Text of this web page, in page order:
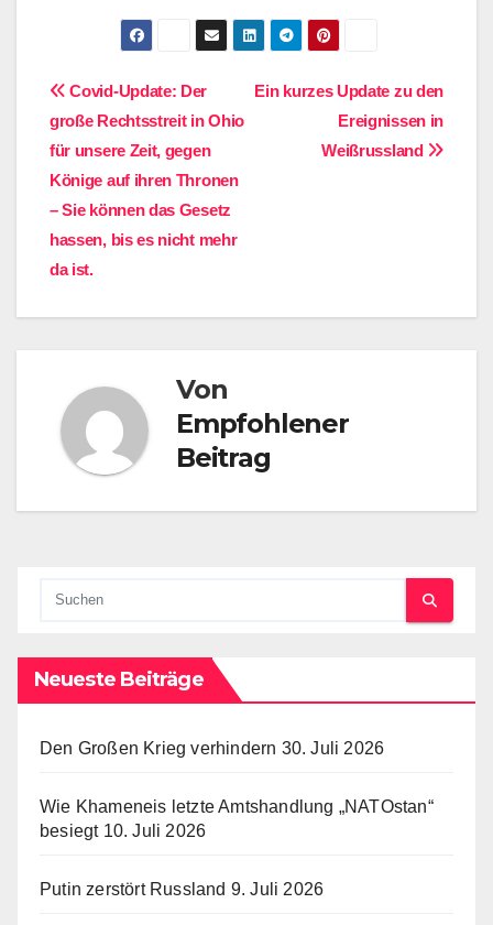
Ein kurzes Update zu den
Ereignissen in
Weißrussland
Covid-Update: Der
große Rechtsstreit in Ohio
für unsere Zeit, gegen
Könige auf ihren Thronen
– Sie können das Gesetz
hassen, bis es nicht mehr
da ist.
Von
Empfohlener
Beitrag
Neueste Beiträge
Den Großen Krieg verhindern 30. Juli 2026
Wie Khameneis letzte Amtshandlung „NATOstan“
besiegt 10. Juli 2026
Putin zerstört Russland 9. Juli 2026